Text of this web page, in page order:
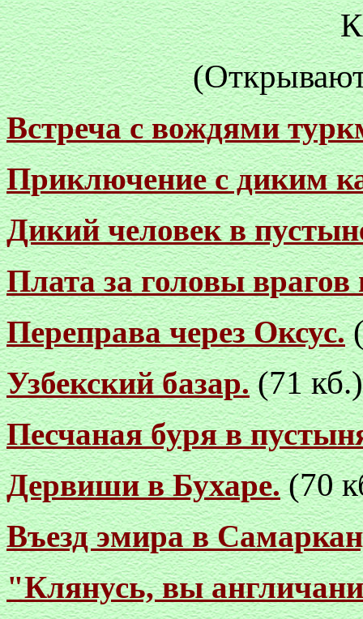
Встреча с вождями
Приключение с диким
Дикий человек в
Плата за головы врагов
Переправа через Оксус.
Узбекский базар. (71 кб.)
Песчаная буря в
Дервиши в Бухаре. (70
Въезд эмира в
"Клянусь, вы